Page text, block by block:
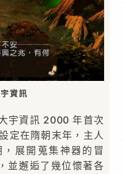
資訊
宇資訊 2000 年首次
定在隋朝末年，主人
展開蒐集神器的冒
並邂逅了幾位懷著各